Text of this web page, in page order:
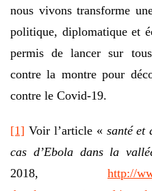
nous vivons transforme
politique, diplomatique et
permis de lancer sur
contre la montre pour
contre le Covid-19.
[1] Voir l’article « santé et
cas d’Ebola dans la
2018, http://